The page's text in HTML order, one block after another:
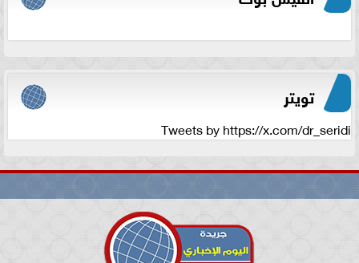
تويتر
Tweets by https://x.com/dr_seridi